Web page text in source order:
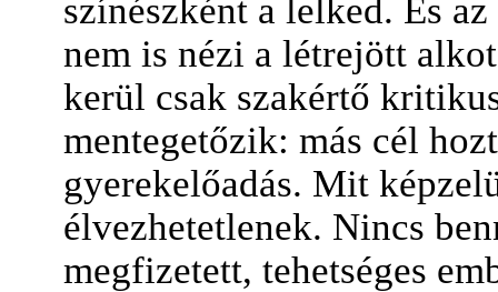
színészként a lelked. És
nem is nézi a létrejött
kerül csak szakértő
mentegetőzik: más cél
gyerekelőadás. Mit
élvezhetetlenek. Nincs
megfizetett, tehetséges